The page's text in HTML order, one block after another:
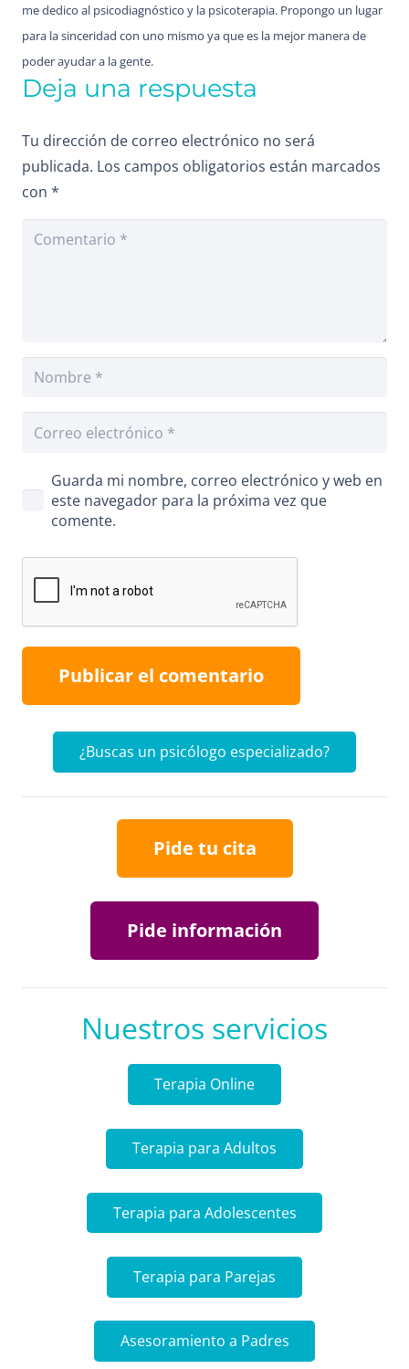
me dedico al psicodiagnóstico y la psicoterapia. Propongo un lugar
para la sinceridad con uno mismo ya que es la mejor manera de
poder ayudar a la gente.
Deja una respuesta
Tu dirección de correo electrónico no será
publicada. Los campos obligatorios están marcados
con *
Guarda mi nombre, correo electrónico y web en
este navegador para la próxima vez que
comente.
Publicar el comentario
¿Buscas un psicólogo especializado?
Pide tu cita
Pide información
Nuestros servicios
Terapia Online
Terapia para Adultos
Terapia para Adolescentes
Terapia para Parejas
Asesoramiento a Padres